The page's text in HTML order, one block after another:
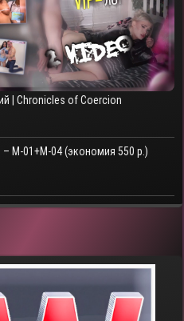
| Chronicles of Coercion
M-01+M-04 (экономия 550 р.)